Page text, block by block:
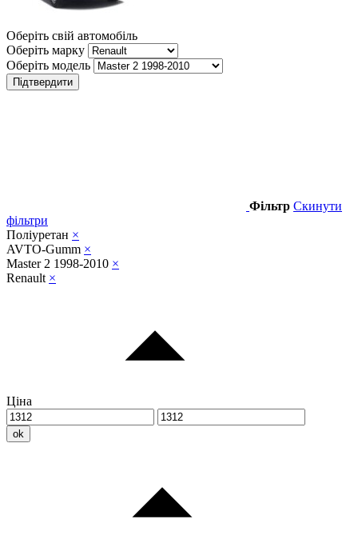
Оберіть свій автомобіль
Оберіть марку
Оберіть модель
Підтвердити
Фільтр Скинути
фільтри
Поліуретан ×
AVTO-Gumm ×
Master 2 1998-2010 ×
Renault ×
Ціна
ok